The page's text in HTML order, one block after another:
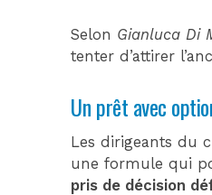
Selon Gianluca Di
tenter d’attirer
Un prêt avec
Les dirigeants du
une formule qui
pris de décision